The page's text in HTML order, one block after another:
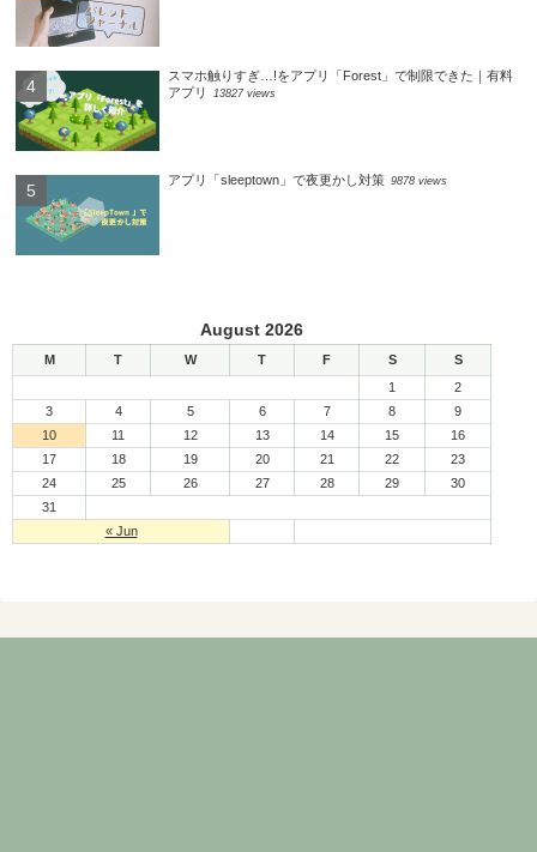
スマホ触りすぎ…!をアプリ「Forest」で制限できた｜有料
アプリ
13827 views
アプリ「sleeptown」で夜更かし対策 9878 views
August 2026
M T W T F S S
« Jun
1
2
3
4 5 6 7 8
9
10
11 12 13 14 15
16
17
18 19 20 21 22
23
24
25 26 27 28 29
30
31